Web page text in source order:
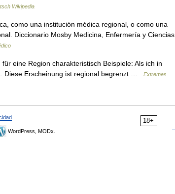
Wikipedia
como una institución médica regional, o como una
Diccionario Mosby Medicina, Enfermería y Ciencias
eine Region charakteristisch Beispiele: Als ich in
Diese Erscheinung ist regional begrenzt …
Extremes
18+
WordPress, MODx.